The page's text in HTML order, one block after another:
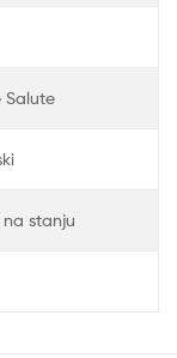
Salute
na stanju